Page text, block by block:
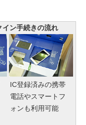
イン手続きの流れ
IC登録済みの携帯
電話やスマートフ
ォンも利用可能